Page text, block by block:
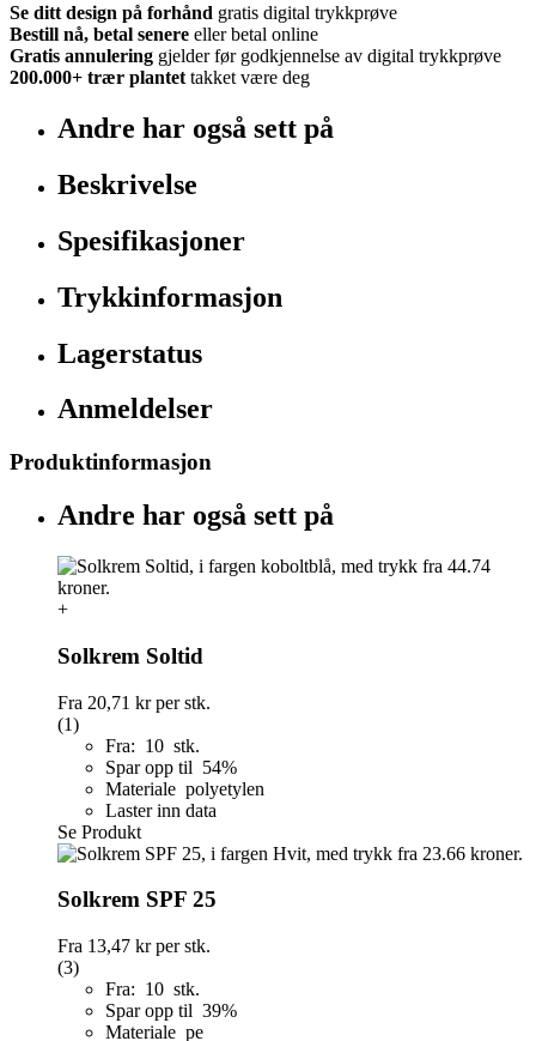
Se ditt design på forhånd gratis digital trykkprøve
Bestill nå, betal senere eller betal online
Gratis annulering gjelder før godkjennelse av digital trykkprøve
200.000+ trær plantet takket være deg
Andre har også sett på
Beskrivelse
Spesifikasjoner
Trykkinformasjon
Lagerstatus
Anmeldelser
Produktinformasjon
Andre har også sett på
+
Solkrem Soltid
Fra 20,71 krper stk.
(1)
Fra: 10 stk.
Spar opp til 54%
Materiale polyetylen
Laster inn data
Se Produkt
Solkrem SPF 25
Fra 13,47 krper stk.
(3)
Fra: 10 stk.
Spar opp til 39%
Materiale pe